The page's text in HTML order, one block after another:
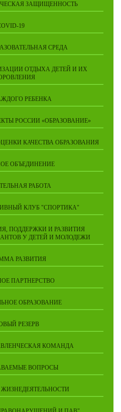
ЗАЩИЩЕННОСТЬ
19
СРЕДА
ОТДЫХА ДЕТЕЙ И ИХ
РЕБЕНКА
РОССИИ «ОБРАЗОВАНИЕ»
КАЧЕСТВА ОБРАЗОВАНИЯ
ОБЪЕДИНЕНИЕ
РАБОТА
КЛУБ "СПОРТИКА"
ПОДДЕРЖКИ И РАЗВИТИЯ
У ДЕТЕЙ И МОЛОДЕЖИ
РАЗВИТИЯ
ПАРТНЕРСТВО
ОБРАЗОВАНИЕ
РЕЗЕРВ
КОМАНДА
ВОПРОСЫ